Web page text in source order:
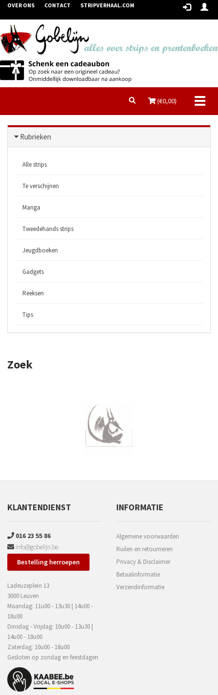
OVER ONS CONTACT STRIPVERHAAL.COM
(€0,00)
Rubrieken
Alle strips
Te verschijnen
Manga
Tweedehands strips
Jeugdboeken
Gadgets
Reeksen
Tips
Zoek
KLANTENDIENST
016 23 55 86
info@gobelijn.be
Bestelling herroepen
Ladeuzeplein 13
3000 Leuven
Maandag: 11u00 - 13u30 | 14u00 -
18u00
Dinsdag - Vrijdag: 10u00 - 13u30 |
14u00 - 18u00
Zaterdag: 10u00 - 18u00
Gesloten op zondag en feestdagen
INFORMATIE
Algemene voorwaarden
Ruilen en retourneren
Privacy & Disclaimer
Betaalinformatie
Verzendinformatie